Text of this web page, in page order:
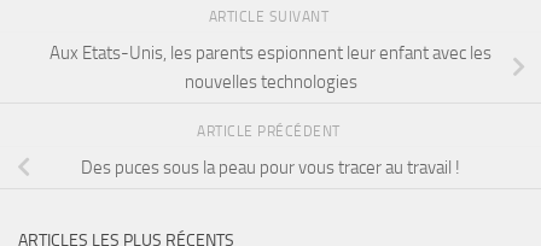
ARTICLE SUIVANT
Aux Etats-Unis, les parents espionnent leur enfant avec les
nouvelles technologies
ARTICLE PRÉCÉDENT
Des puces sous la peau pour vous tracer au travail !
ARTICLES LES PLUS RÉCENTS